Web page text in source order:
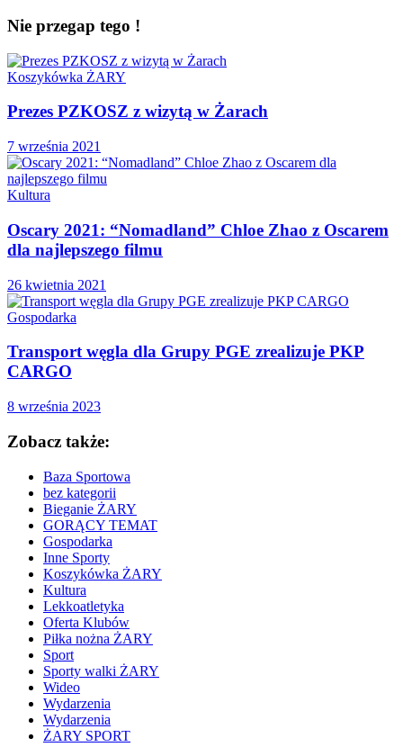
Nie przegap tego !
Koszykówka ŻARY
Prezes PZKOSZ z wizytą w Żarach
7 września 2021
Kultura
Oscary 2021: “Nomadland” Chloe Zhao z Oscarem
dla najlepszego filmu
26 kwietnia 2021
Gospodarka
Transport węgla dla Grupy PGE zrealizuje PKP
CARGO
8 września 2023
Zobacz także:
Baza Sportowa
bez kategorii
Bieganie ŻARY
GORĄCY TEMAT
Gospodarka
Inne Sporty
Koszykówka ŻARY
Kultura
Lekkoatletyka
Oferta Klubów
Piłka nożna ŻARY
Sport
Sporty walki ŻARY
Wideo
Wydarzenia
Wydarzenia
ŻARY SPORT